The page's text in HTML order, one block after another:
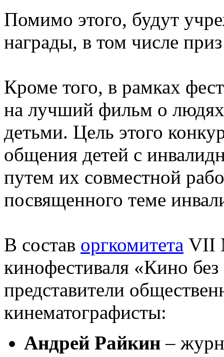
Помимо этого, будут
награды, в том числе
Кроме того, в рамках
на лучший фильм о
детьми. Цель этого
общения детей с
путем их совместной
посвященного теме
В состав оргкомитета VII
кинофестиваля «Кино
представители
кинематографисты:
Андрей Райкин –